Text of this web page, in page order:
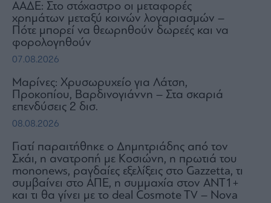
ΑΑΔΕ: Στο στόχαστρο οι μεταφορές
χρημάτων μεταξύ κοινών λογαριασμών –
Πότε μπορεί να θεωρηθούν δωρεές και να
φορολογηθούν
07.08.2026
Μαρίνες: Χρυσωρυχείο για Λάτση,
Προκοπίου, Βαρδινογιάννη – Στα σκαριά
επενδύσεις 2 δισ.
08.08.2026
Γιατί παραιτήθηκε ο Δημητριάδης από τον
Σκάι, η ανατροπή με Κοσιώνη, η πρωτιά του
mononews, ραγδαίες εξελίξεις στο Gazzetta, τι
συμβαίνει στο ΑΠΕ, η συμμαχία στον ΑΝΤ1+
και τι θα γίνει με το deal Cosmote TV – Nova